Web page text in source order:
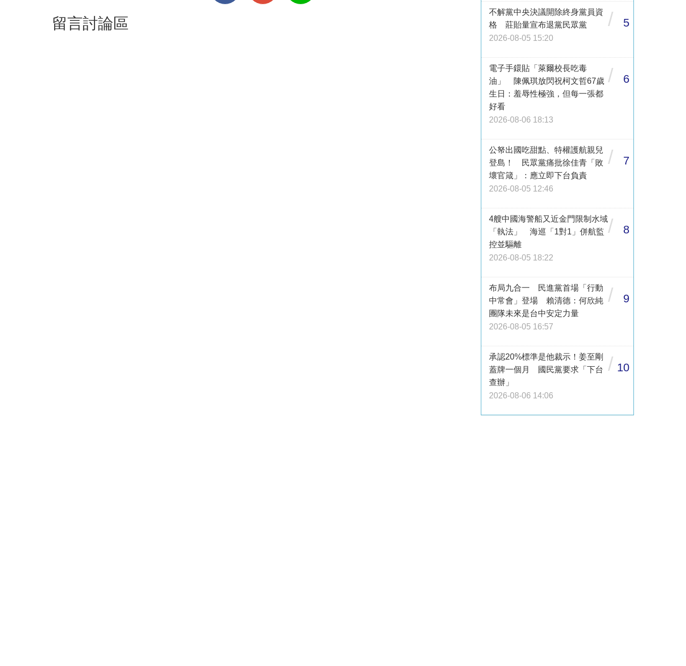
留言討論區
不解黨中央決議開除終身黨員資
格 莊貽量宣布退黨民眾黨
2026-08-05 15:20
/ 5
電子手鐶貼「萊爾校長吃毒
油」 陳佩琪放閃祝柯文哲67歲
生日：羞辱性極強，但每一張都
好看
2026-08-06 18:13
/ 6
公帑出國吃甜點、特權護航親兒
登島！ 民眾黨痛批徐佳青「敗
壞官箴」：應立即下台負責
2026-08-05 12:46
/ 7
4艘中國海警船又近金門限制水域
「執法」 海巡「1對1」併航監
控並驅離
2026-08-05 18:22
/ 8
布局九合一 民進黨首場「行動
中常會」登場 賴清德：何欣純
團隊未來是台中安定力量
2026-08-05 16:57
/ 9
承認20%標準是他裁示！姜至剛
蓋牌一個月 國民黨要求「下台
查辦」
2026-08-06 14:06
/ 10